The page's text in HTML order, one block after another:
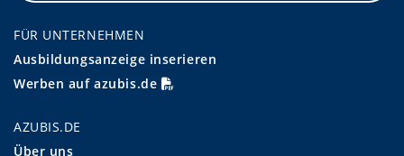
FÜR UNTERNEHMEN
Ausbildungsanzeige inserieren
Werben auf azubis.de
AZUBIS.DE
Über uns